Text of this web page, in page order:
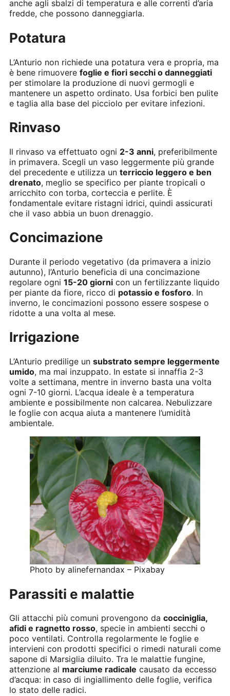
anche agli sbalzi di temperatura e alle correnti d’aria
fredde, che possono danneggiarla.
Potatura
L’Anturio non richiede una potatura vera e propria, ma
è bene rimuovere foglie e fiori secchi o danneggiati
per stimolare la produzione di nuovi germogli e
mantenere un aspetto ordinato. Usa forbici ben pulite
e taglia alla base del picciolo per evitare infezioni.
Rinvaso
Il rinvaso va effettuato ogni 2-3 anni, preferibilmente
in primavera. Scegli un vaso leggermente più grande
del precedente e utilizza un terriccio leggero e ben
drenato, meglio se specifico per piante tropicali o
arricchito con torba, corteccia e perlite. È
fondamentale evitare ristagni idrici, quindi assicurati
che il vaso abbia un buon drenaggio.
Concimazione
Durante il periodo vegetativo (da primavera a inizio
autunno), l’Anturio beneficia di una concimazione
regolare ogni 15-20 giorni con un fertilizzante liquido
per piante da fiore, ricco di potassio e fosforo. In
inverno, le concimazioni possono essere sospese o
ridotte a una volta al mese.
Irrigazione
L’Anturio predilige un substrato sempre leggermente
umido, ma mai inzuppato. In estate si innaffia 2-3
volte a settimana, mentre in inverno basta una volta
ogni 7-10 giorni. L’acqua ideale è a temperatura
ambiente e possibilmente non calcarea. Nebulizzare
le foglie con acqua aiuta a mantenere l’umidità
ambientale.
Photo by alinefernandax – Pixabay
Parassiti e malattie
Gli attacchi più comuni provengono da cocciniglia,
afidi e ragnetto rosso, specie in ambienti secchi o
poco ventilati. Controlla regolarmente le foglie e
intervieni con prodotti specifici o rimedi naturali come
sapone di Marsiglia diluito. Tra le malattie fungine,
attenzione al marciume radicale causato da eccesso
d’acqua: in caso di ingiallimento delle foglie, verifica
lo stato delle radici.